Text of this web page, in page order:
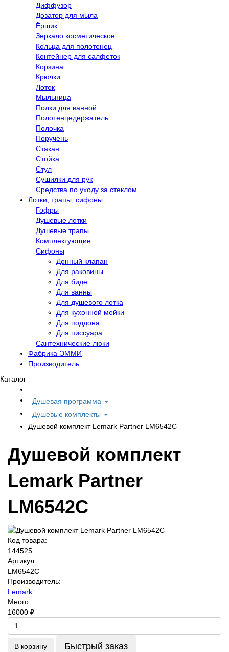
Диффузор
Дозатор для мыла
Ёршик
Зеркало косметическое
Кольца для полотенец
Контейнер для салфеток
Корзина
Крючки
Лоток
Мыльница
Полки для ванной
Полотенцедержатель
Полочка
Поручень
Стакан
Стойка
Стул
Сушилки для рук
Средства по уходу за стеклом
Лотки, трапы, сифоны
Гофры
Душевые лотки
Душевые трапы
Комплектующие
Сифоны
Донный клапан
Для раковины
Для биде
Для ванны
Для душевого лотка
Для кухонной мойки
Для поддона
Для писсуара
Сантехнические люки
Фабрика ЭММИ
Производитель
Каталог
Душевая программа
Душевые комплекты
Душевой комплект Lemark Partner LM6542C
Душевой комплект
Lemark Partner
LM6542C
Код товара:
144525
Артикул:
LM6542C
Производитель:
Lemark
Много
16000 ₽
В корзину Быстрый заказ